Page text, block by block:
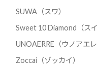
SUWA（スワ）
Sweet 10 Diamond（ス
UNOAERRE（ウノアエレ
Zoccai（ゾッカイ）